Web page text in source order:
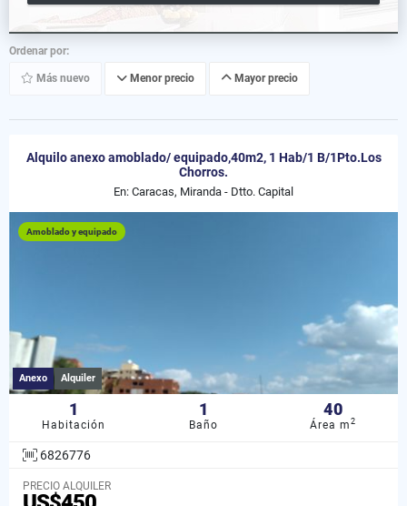
Ordenar por:
Más nuevo Menor precio Mayor precio
Alquilo anexo amoblado/ equipado,40m2, 1 Hab/1 B/1Pto.Los
Chorros.
En: Caracas, Miranda - Dtto. Capital
Amoblado y equipado
Anexo Alquiler
1
Habitación
1
Baño
40
Área m2
6826776
PRECIO ALQUILER